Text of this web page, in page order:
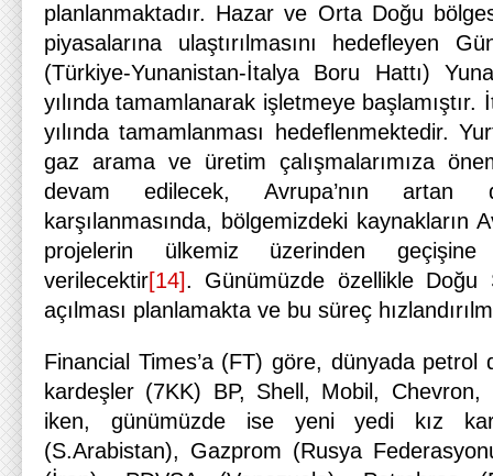
planlanmaktadır. Hazar ve Orta Doğu
piyasalarına ulaştırılmasını hedefleyen
(Türkiye-Yunanistan-İtalya Boru Hattı)
yılında tamamlanarak işletmeye başlamıştır.
yılında tamamlanması hedeflenmektedir.
gaz arama ve üretim çalışmalarımıza
devam edilecek, Avrupa’nın artan
karşılanmasında, bölgemizdeki kaynakların
projelerin ülkemiz üzerinden
verilecektir[14]. Günümüzde özellikle Doğu
açılması planlamakta ve bu süreç
Financial Times’a (FT) göre, dünyada petrol
kardeşler (7KK) BP, Shell, Mobil,
iken, günümüzde ise yeni yedi kız
(S.Arabistan), Gazprom (Rusya